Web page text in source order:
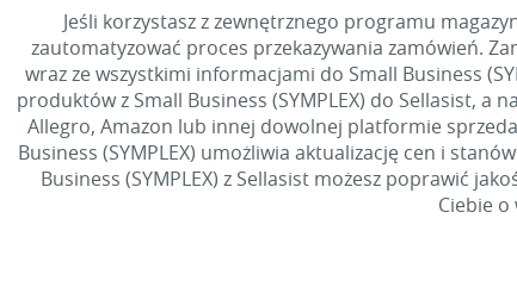
Jeśli korzystasz z zewnętrznego programu
zautomatyzować proces przekazywania zamówień.
wraz ze wszystkimi informacjami do Small Business
produktów z Small Business (SYMPLEX) do Sellasist,
Allegro, Amazon lub innej dowolnej platformie
Business (SYMPLEX) umożliwia aktualizację cen i
Business (SYMPLEX) z Sellasist możesz poprawić
Ciebie o